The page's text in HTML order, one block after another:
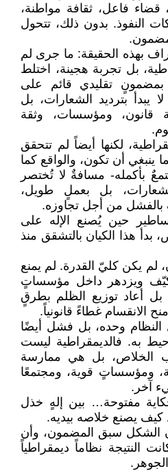
فاعل، ثقافة مواطنة،
النفوذ. بدون ذلك، تتحول
مضمون.
بهذه الحقيقة: ما جرى لم
بل تجربة هجينة، اختلط
بمضمونٍ تقليدي قائم على
لا يبدأ بترديد الشعارات، بل
قانون، ومؤسسات، وثقة
لكنها أيضاً لم تتحقق
ينبغي أن تكون، والواقع كما
بأكمله- مسافةٌ لا تُختصر
بل بعملٍ طويل،
بالفشل من أجل تجاوزه.
حين يُصنع الإله على
هذا الكيان بالتشقق منذ
لم يكن كليّ القدرة. لم يمنع
ويزدهر داخل مؤسساتٍ
بل أعاد توزيع الظلم بطرقٍ
الانقسام غطاءً قانونياً.
وحده، بل فشل أيضًا
به. فالديمقراطية ليست
الخلاص، بل هي ممارسة
ومؤسساتٍ قوية، ومجتمعًا
آخر.
مفتوحة… بين إلهٍ خذل
كيف يصنع خلاصه بيديه.
الشكل سبق المضمون، وأن
النتيجة نظاماً ديمقراطياً